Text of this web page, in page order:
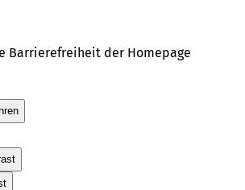
Barrierefreiheit der Homepage